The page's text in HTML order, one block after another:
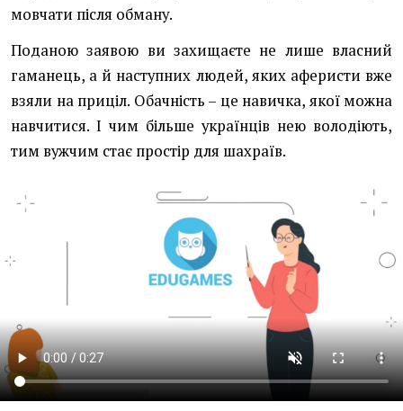
мовчати після обману.
Поданою заявою ви захищаєте не лише власний
гаманець, а й наступних людей, яких аферисти вже
взяли на приціл. Обачність – це навичка, якої можна
навчитися. І чим більше українців нею володіють,
тим вужчим стає простір для шахраїв.